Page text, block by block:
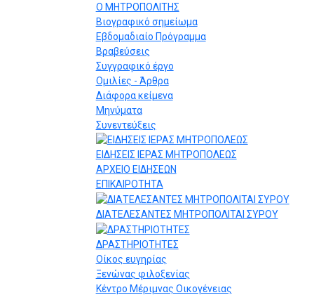
Ο ΜΗΤΡΟΠΟΛΙΤΗΣ
Βιογραφικό σημείωμα
Εβδομαδιαίο Πρόγραμμα
Βραβεύσεις
Συγγραφικό έργο
Ομιλίες - Άρθρα
Διάφορα κείμενα
Μηνύματα
Συνεντεύξεις
ΕΙΔΗΣΕΙΣ ΙΕΡΑΣ ΜΗΤΡΟΠΟΛΕΩΣ
ΑΡΧΕΙΟ ΕΙΔΗΣΕΩΝ
ΕΠΙΚΑΙΡΟΤΗΤΑ
ΔΙΑΤΕΛΕΣΑΝΤΕΣ ΜΗΤΡΟΠΟΛΙΤΑΙ ΣΥΡΟΥ
ΔΡΑΣΤΗΡΙΟΤΗΤΕΣ
Οίκος ευγηρίας
Ξενώνας φιλοξενίας
Κέντρο Μέριμνας Οικογένειας